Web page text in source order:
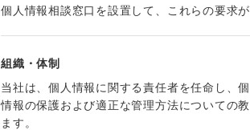
個人情報相談窓口を設置して、これらの要求
組織・体制
当社は、個人情報に関する責任者を任命し、
情報の保護および適正な管理方法についての
ます。